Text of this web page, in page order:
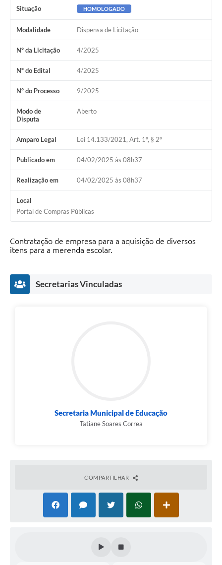
Situação HOMOLOGADO
Modalidade Dispensa de Licitação
Nº da Licitação 4/2025
Nº do Edital 4/2025
Nº do Processo 9/2025
Modo de
Disputa
Aberto
Amparo Legal Lei 14.133/2021, Art. 1º, § 2º
Publicado em 04/02/2025 às 08h37
Realização em 04/02/2025 às 08h37
Local
Portal de Compras Públicas
Contratação de empresa para a aquisição de diversos
itens para a merenda escolar.
Secretarias Vinculadas
Secretaria Municipal de Educação
Tatiane Soares Correa
COMPARTILHAR